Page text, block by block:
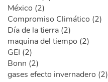
México (2)
Compromiso Climático (2)
Día de la tierra (2)
maquina del tiempo (2)
GEI (2)
Bonn (2)
gases efecto invernadero (2)